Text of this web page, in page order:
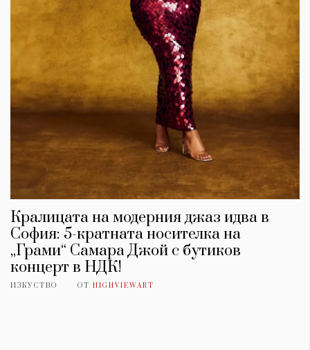
Кралицата на модерния джаз идва в
София: 5-кратната носителка на
„Грами“ Самара Джой с бутиков
концерт в НДК!
ИЗКУСТВО ОТ HIGHVIEWART